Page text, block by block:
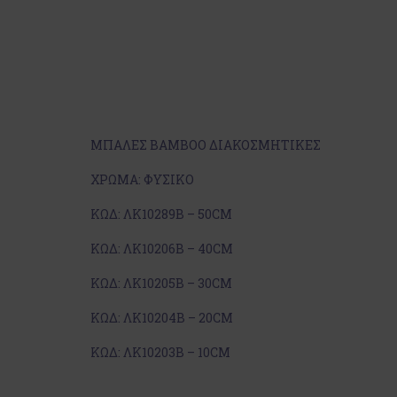
ΜΠΑΛΕΣ ΒΑΜΒΟΟ ΔΙΑΚΟΣΜΗΤΙΚΕΣ
ΧΡΩΜΑ: ΦΥΣΙΚO
ΚΩΔ: ΛΚ10289Β – 50CM
ΚΩΔ: ΛΚ10206Β – 40CM
ΚΩΔ: ΛΚ10205Β – 30CM
ΚΩΔ: ΛΚ10204Β – 20CM
ΚΩΔ: ΛΚ10203Β – 10CM